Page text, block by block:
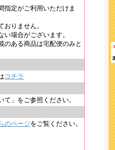
定がご利用いただけま
りません。
場合がございます。
ある商品は宅配便のみと
コチラ
て」をご参照ください。
のページをご覧ください。